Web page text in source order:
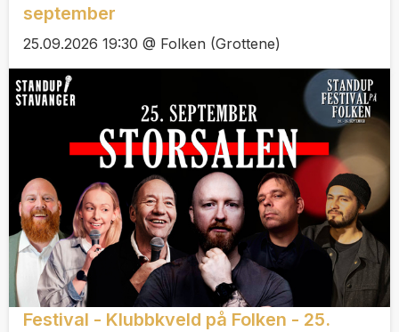
september
25.09.2026 19:30 @ Folken (Grottene)
Festival - Klubbkveld på Folken - 25.